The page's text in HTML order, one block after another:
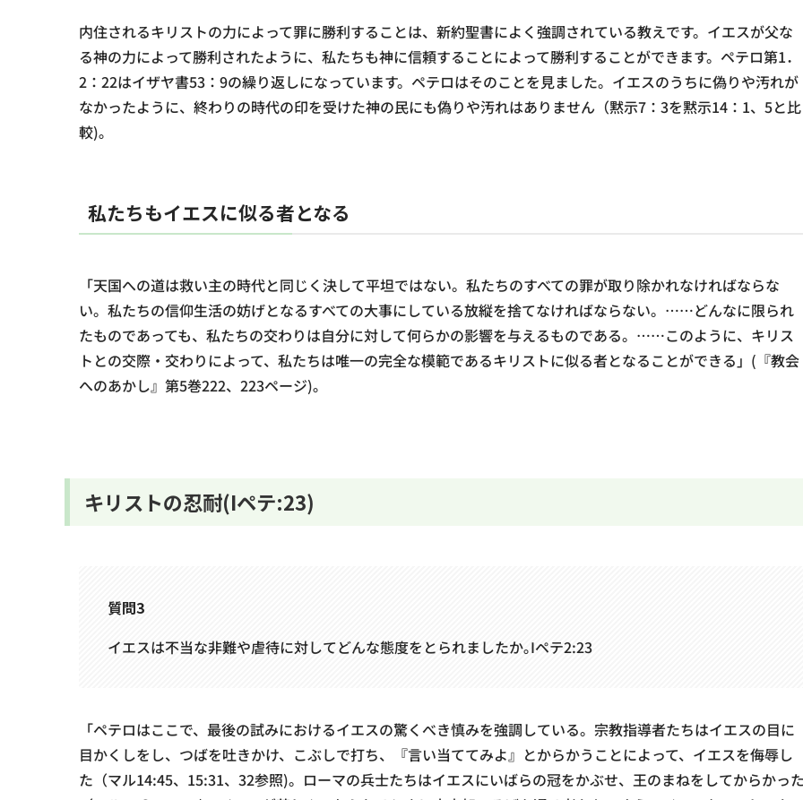
内住されるキリストの力によって罪に勝利することは、新約聖書によく強調されている教えです。イエスが父な
る神の力によって勝利されたように、私たちも神に信頼することによって勝利することができます。ペテロ第1．
2：22はイザヤ書53：9の繰り返しになっています。ペテロはそのことを見ました。イエスのうちに偽りや汚れが
なかったように、終わりの時代の印を受けた神の民にも偽りや汚れはありません（黙示7：3を黙示14：1、5と比
較)｡
私たちもイエスに似る者となる
「天国への道は救い主の時代と同じく決して平坦ではない。私たちのすべての罪が取り除かれなければならな
い。私たちの信仰生活の妨げとなるすべての大事にしている放縦を捨てなければならない。……どんなに限られ
たものであっても、私たちの交わりは自分に対して何らかの影響を与えるものである。……このように、キリス
トとの交際・交わりによって、私たちは唯一の完全な模範であるキリストに似る者となることができる」(『教会
へのあかし』第5巻222、223ページ)｡
キリストの忍耐(Iペテ:23)
質問3
イエスは不当な非難や虐待に対してどんな態度をとられましたか｡Iペテ2:23
「ペテロはここで、最後の試みにおけるイエスの驚くべき慎みを強調している。宗教指導者たちはイエスの目に
目かくしをし、つばを吐きかけ、こぶしで打ち、『言い当ててみよ』とからかうことによって、イエスを侮辱し
た（マル14:45、15:31、32参照)。ローマの兵士たちはイエスにいばらの冠をかぶせ、王のまねをしてからかっ